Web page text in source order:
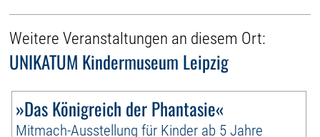
Weitere Veranstaltungen an diesem Ort:
UNIKATUM Kindermuseum Leipzig
»Das Königreich der Phantasie«
Mitmach-Ausstellung für Kinder ab 5 Jahre